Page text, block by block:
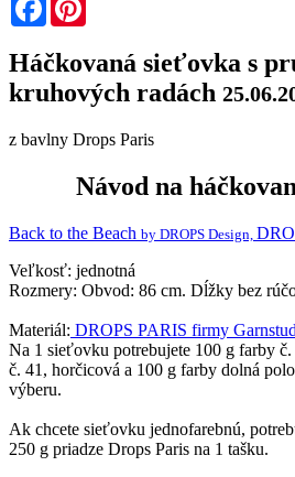
Háčkovaná sieťovka s
kruhových radách
z bavlny Drops Paris
Návod na
Back to the Beach by DROPS Design,
Veľkosť: jednotná
Rozmery: Obvod: 86 cm. Dĺžky bez
Materiál: DROPS PARIS firmy
Na 1 sieťovku potrebujete 100 g farby
č. 41, horčicová a 100 g farby dolná
výberu.
Ak chcete sieťovku jednofarebnú,
250 g priadze Drops Paris na 1 tašku.